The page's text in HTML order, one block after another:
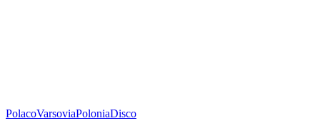
PolacoVarsoviaPoloniaDisco